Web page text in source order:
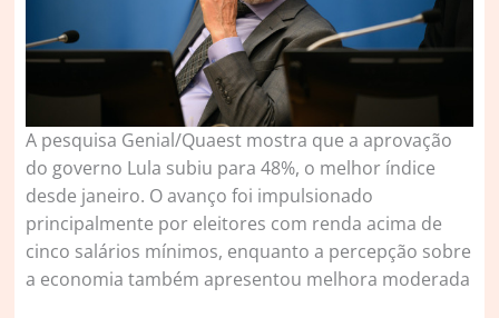
A pesquisa Genial/Quaest mostra que a aprovação
do governo Lula subiu para 48%, o melhor índice
desde janeiro. O avanço foi impulsionado
principalmente por eleitores com renda acima de
cinco salários mínimos, enquanto a percepção sobre
a economia também apresentou melhora moderada